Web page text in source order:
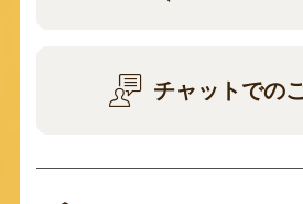
チャットでの